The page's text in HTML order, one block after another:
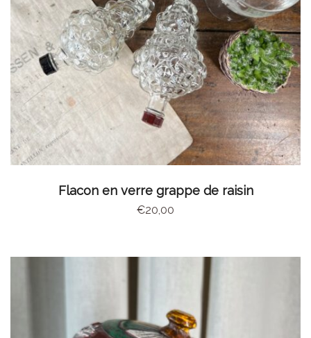
CHOIX DES OPTIONS
Flacon en verre grappe de raisin
€20,00